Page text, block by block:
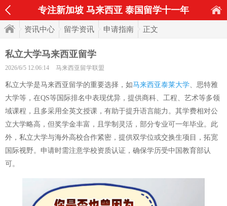
专注新加坡 马来西亚 泰国留学十一年
资讯中心 留学资讯 申请指南 正文
私立大学马来西亚留学
2026/6/5 12:06:14 马来西亚留学联盟
私立大学是马来西亚留学的重要选择，如马来西亚泰莱大学、思特雅
大学等，在QS等国际排名中表现优异，提供商科、工程、艺术等多领
域课程，且多采用全英文授课，有助于提升语言能力。其学费相对公
立大学略高，但奖学金丰富，且学制灵活，部分专业可一年毕业。此
外，私立大学与海外高校合作紧密，提供双学位或交换生项目，拓宽
国际视野。申请时需注意学校资质认证，确保学历受中国教育部认
可。